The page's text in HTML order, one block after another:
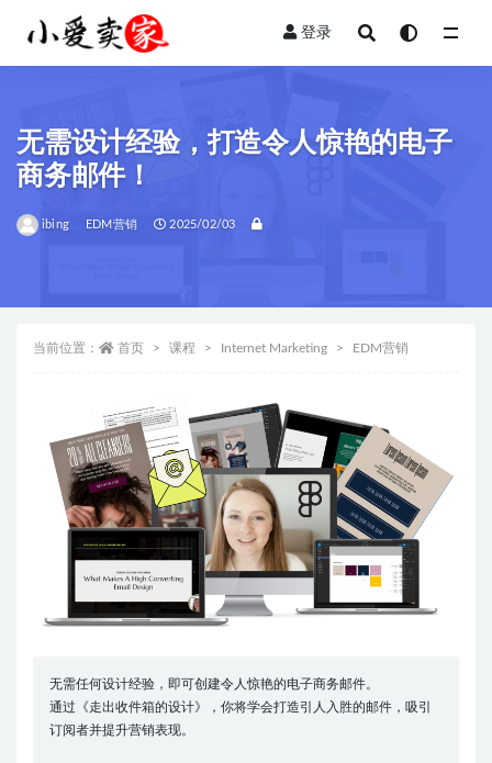
登录
无需设计经验，打造令人惊艳的电子
商务邮件！
ibing EDM营销 2025/02/03
当前位置： 首页 课程 Internet Marketing EDM营销
无需任何设计经验，即可创建令人惊艳的电子商务邮件。
通过《走出收件箱的设计》，你将学会打造引人入胜的邮件，吸引
订阅者并提升营销表现。